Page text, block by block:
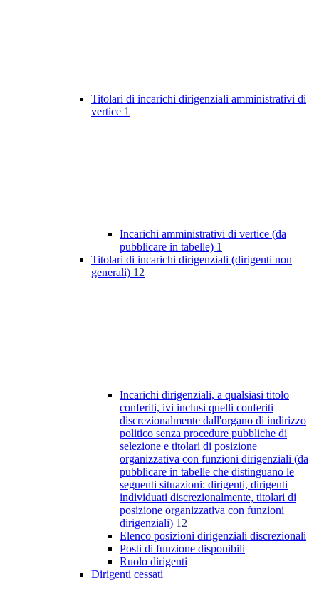
Titolari di incarichi dirigenziali amministrativi di
vertice 1
Incarichi amministrativi di vertice (da
pubblicare in tabelle) 1
Titolari di incarichi dirigenziali (dirigenti non
generali) 12
Incarichi dirigenziali, a qualsiasi titolo
conferiti, ivi inclusi quelli conferiti
discrezionalmente dall'organo di indirizzo
politico senza procedure pubbliche di
selezione e titolari di posizione
organizzativa con funzioni dirigenziali (da
pubblicare in tabelle che distinguano le
seguenti situazioni: dirigenti, dirigenti
individuati discrezionalmente, titolari di
posizione organizzativa con funzioni
dirigenziali) 12
Elenco posizioni dirigenziali discrezionali
Posti di funzione disponibili
Ruolo dirigenti
Dirigenti cessati